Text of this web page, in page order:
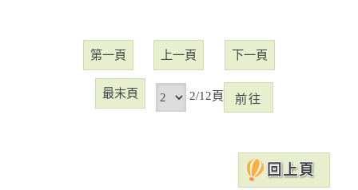
第一頁 上一頁 下一頁
最末頁 頁
2/12頁
往
回上頁